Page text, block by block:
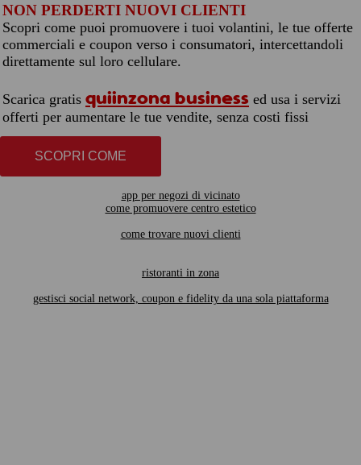
NON PERDERTI NUOVI CLIENTI
Scopri come puoi promuovere i tuoi volantini, le tue offerte
commerciali e coupon verso i consumatori, intercettandoli
direttamente sul loro cellulare.
Scarica gratis quiinzona business ed usa i servizi
offerti per aumentare le tue vendite, senza costi fissi
SCOPRI COME
app per negozi di vicinato
come promuovere centro estetico
come trovare nuovi clienti
ristoranti in zona
gestisci social network, coupon e fidelity da una sola piattaforma